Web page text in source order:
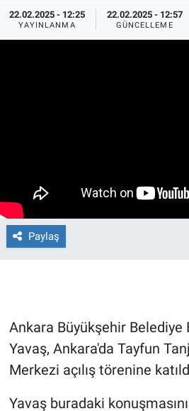
22.02.2025 - 12:25
YAYINLANMA
22.02.2025 - 12:57
GÜNCELLEME
Paylaş
Ankara Büyükşehir Belediye
Yavaş, Ankara'da Tayfun
Merkezi açılış törenine
Yavaş buradaki
Eğlence
Gün Ortası
Günün görüntüsü
Haber